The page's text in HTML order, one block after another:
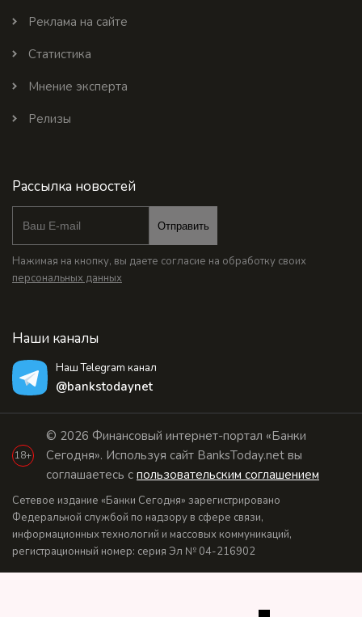
Реклама на сайте
Статистика
Мнение эксперта
Релизы
Рассылка новостей
Отправить
Нажимая на кнопку, вы даете согласие на обработку своих
персональных данных
Наши каналы
Наш Telegram канал
@bankstodaynet
18+
© 2026 Финансовый интернет-портал «Банки
Сегодня». Используя сайт BanksToday.net вы
соглашаетесь с пользовательским соглашением
Сетевое издание «Банки Сегодня» зарегистрировано
Федеральной службой по надзору в сфере связи,
информационных технологий и массовых коммуникаций,
регистрационный номер: серия Эл № 04-216902